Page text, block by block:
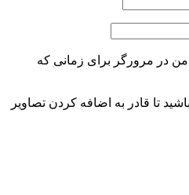
من در مرورگر برای زمانی که
تا قادر به اضافه کردن تصاویر